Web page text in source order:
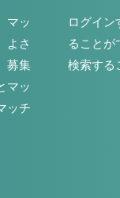
マッ
よさ
募集
マッ
ッチ
ログイン
ることが
検索する